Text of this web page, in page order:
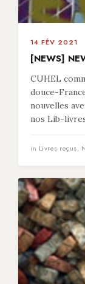
14 FÉV 2021
[NEWS]
CUHEL
douce-
nouvelles
nos Lib-
in Livres reçus,